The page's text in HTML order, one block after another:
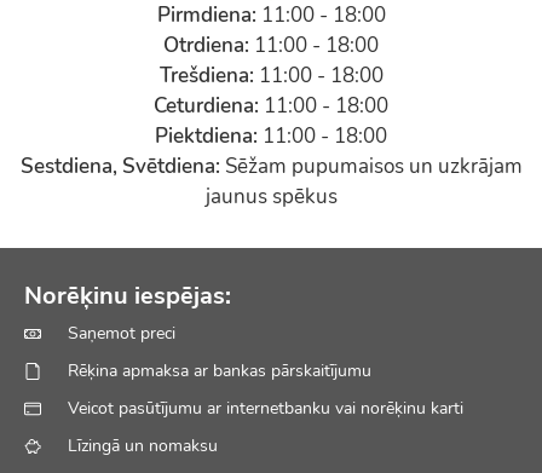
Pirmdiena: 11:00 - 18:00
Otrdiena: 11:00 - 18:00
Trešdiena: 11:00 - 18:00
Ceturdiena: 11:00 - 18:00
Piektdiena: 11:00 - 18:00
Sestdiena, Svētdiena: Sēžam pupumaisos un uzkrājam
jaunus spēkus
Norēķinu iespējas:
Saņemot preci
Rēķina apmaksa ar bankas pārskaitījumu
Veicot pasūtījumu ar internetbanku vai norēķinu karti
Līzingā un nomaksu